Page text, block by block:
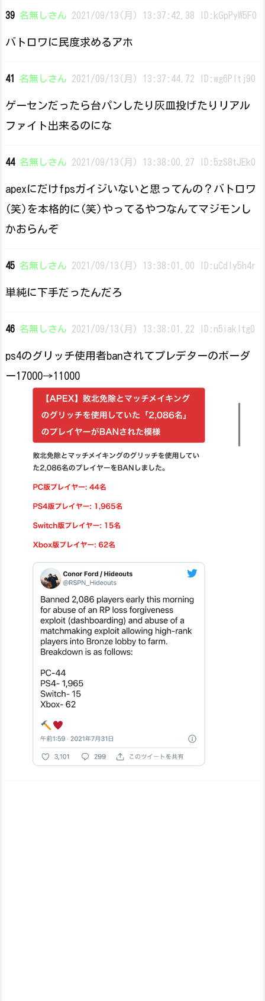
39 名無しさん 2021/09/13(月) 13:37:42.38 ID:kGpPyW5F0
バトロワに民度求めるアホ
41 名無しさん 2021/09/13(月) 13:37:44.72 ID:wg6PItj90
ゲーセンだったら台パンしたり灰皿投げたりリアル
ファイト出来るのにな
44 名無しさん 2021/09/13(月) 13:38:00.27 ID:5zS8tJEk0
apexにだけfpsガイジいないと思ってんの？バトロワ
(笑)を本格的に(笑)やってるやつなんてマジモンし
かおらんぞ
45 名無しさん 2021/09/13(月) 13:38:01.00 ID:uCdly5h4r
単純に下手だったんだろ
46 名無しさん 2021/09/13(月) 13:38:01.22 ID:n5iakItg0
ps4のグリッチ使用者banされてプレデターのボーダ
ー17000→11000